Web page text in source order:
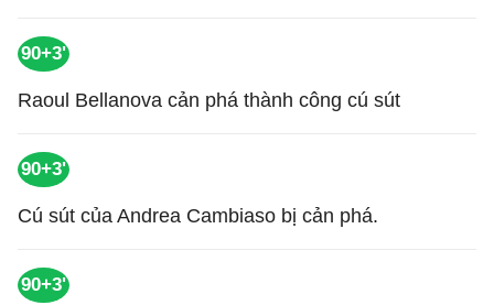
90+3'
Raoul Bellanova cản phá thành công cú sút
90+3'
Cú sút của Andrea Cambiaso bị cản phá.
90+3'